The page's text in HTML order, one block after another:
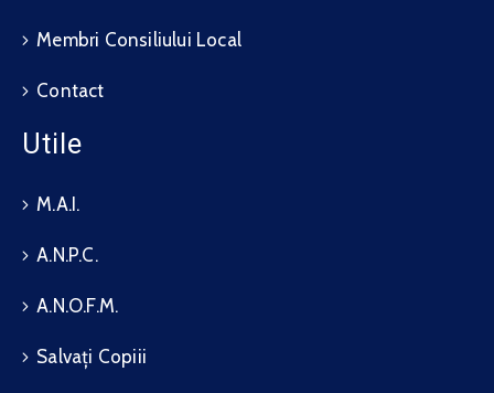
Membri Consiliului Local
Contact
Utile
M.A.I.
A.N.P.C.
A.N.O.F.M.
Salvați Copiii